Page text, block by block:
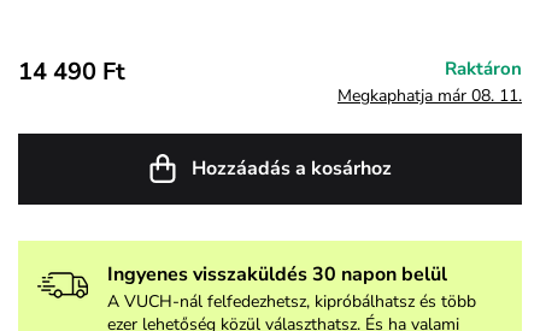
14 490 Ft Raktáron
Megkaphatja már 08. 11.
Hozzáadás a kosárhoz
Ingyenes visszaküldés 30 napon belül
A VUCH-nál felfedezhetsz, kipróbálhatsz és több
ezer lehetőség közül választhatsz. És ha valami